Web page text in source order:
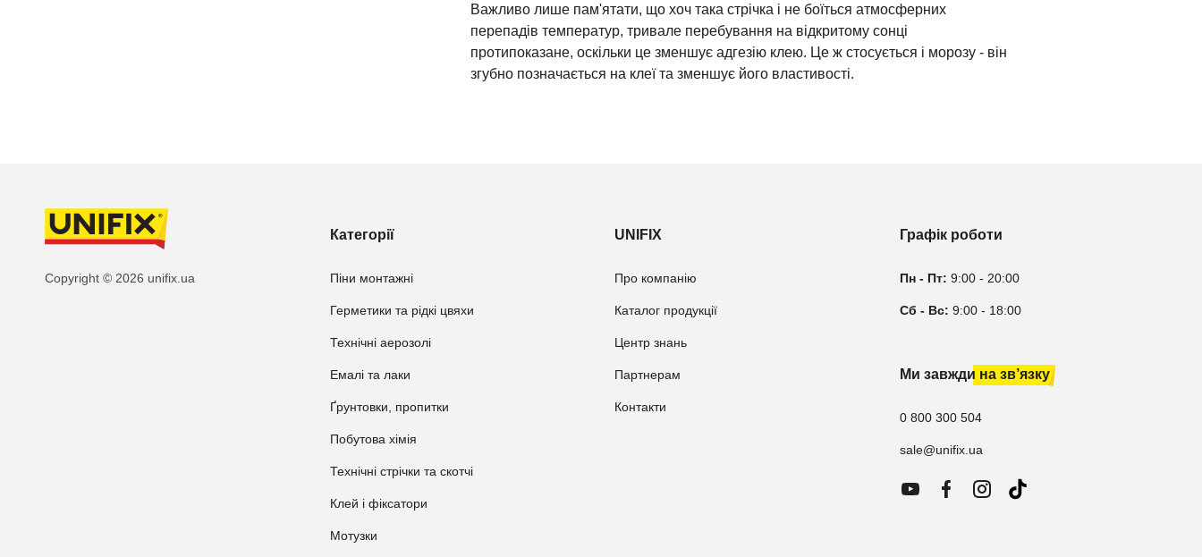
Важливо лише пам'ятати, що хоч така стрічка і не боїться атмосферних
перепадів температур, тривале перебування на відкритому сонці
протипоказане, оскільки це зменшує адгезію клею. Це ж стосується і морозу - він
згубно позначається на клеї та зменшує його властивості.
Copyright © 2026 unifix.ua
Категорії
Піни монтажні
Герметики та рідкі цвяхи
Технічні аерозолі
Емалі та лаки
Ґрунтовки, пропитки
Побутова хімія
Технічні стрічки та скотчі
Клей і фіксатори
Мотузки
UNIFIX
Про компанію
Каталог продукції
Центр знань
Партнерам
Контакти
Графік роботи
Пн - Пт: 9:00 - 20:00
Сб - Вс: 9:00 - 18:00
Ми завжди на зв’язку
0 800 300 504
sale@unifix.ua